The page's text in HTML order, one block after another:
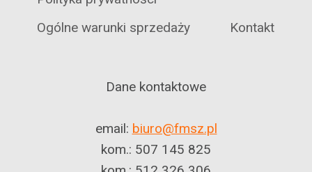
Ogólne warunki sprzedaży
Kontakt
Dane kontaktowe
email: biuro@fmsz.pl
kom.: 507 145 825